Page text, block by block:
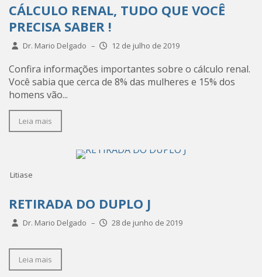
CÁLCULO RENAL, TUDO QUE VOCÊ
PRECISA SABER !
Dr. Mario Delgado – 12 de julho de 2019
Confira informações importantes sobre o cálculo renal.
Você sabia que cerca de 8% das mulheres e 15% dos
homens vão...
Leia mais
Litiase
RETIRADA DO DUPLO J
Dr. Mario Delgado – 28 de junho de 2019
Leia mais